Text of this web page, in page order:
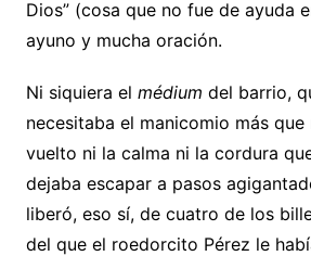
Dios” (cosa que no fue de ayuda
ayuno y mucha oración.
Ni siquiera el médium del barrio,
necesitaba el manicomio más que
vuelto ni la calma ni la cordura
dejaba escapar a pasos
liberó, eso sí, de cuatro de los
del que el roedorcito Pérez le